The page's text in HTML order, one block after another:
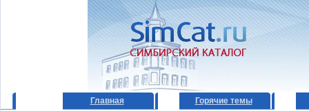
Главная Горячие темы